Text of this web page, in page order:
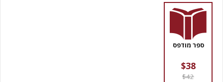
ספר מודפס
$38
$42